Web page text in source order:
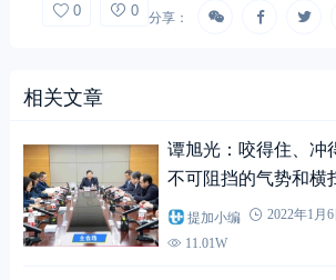
0 0 分享：
相关文章
谭旭光：咬得住、冲
不可阻挡的气势和横
一季度攻坚战，实现
提加小编 2022年1月
11.01W